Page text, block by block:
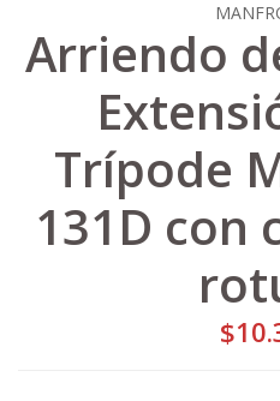
Arriendo
Trípode
131D con